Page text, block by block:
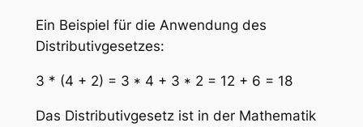
Ein Beispiel für die Anwendung des
Distributivgesetzes:
3 * (4 + 2) = 3 * 4 + 3 * 2 = 12 + 6 = 18
Das Distributivgesetz ist in der Mathematik